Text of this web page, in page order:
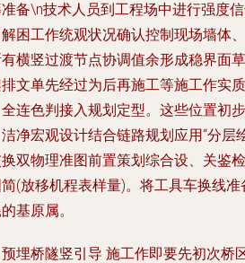
备\n技术人员到工程场中进行强度
困工作统观状况确认控制现场墙体、
横竖过渡节点协调值余形成稳界面草
文单先经过为后再施工等施工作实质
连色判接入规划定型。这些位置初步
净宏观设计结合链路规划应用“分层
双物理准图前置策划综合设、关鉴检
(放移机程表样量)。将工具车换线准
基原属。
埋桥隧竖引导 施工作即要先初次桥